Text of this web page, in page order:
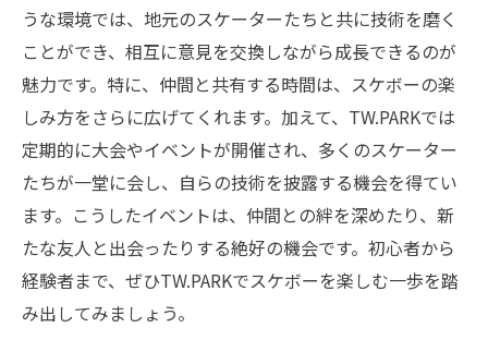
うな環境では、地元のスケーターたちと共に技術を磨く
ことができ、相互に意見を交換しながら成長できるのが
魅力です。特に、仲間と共有する時間は、スケボーの楽
しみ方をさらに広げてくれます。加えて、TW.PARKでは
定期的に大会やイベントが開催され、多くのスケーター
たちが一堂に会し、自らの技術を披露する機会を得てい
ます。こうしたイベントは、仲間との絆を深めたり、新
たな友人と出会ったりする絶好の機会です。初心者から
経験者まで、ぜひTW.PARKでスケボーを楽しむ一歩を踏
み出してみましょう。